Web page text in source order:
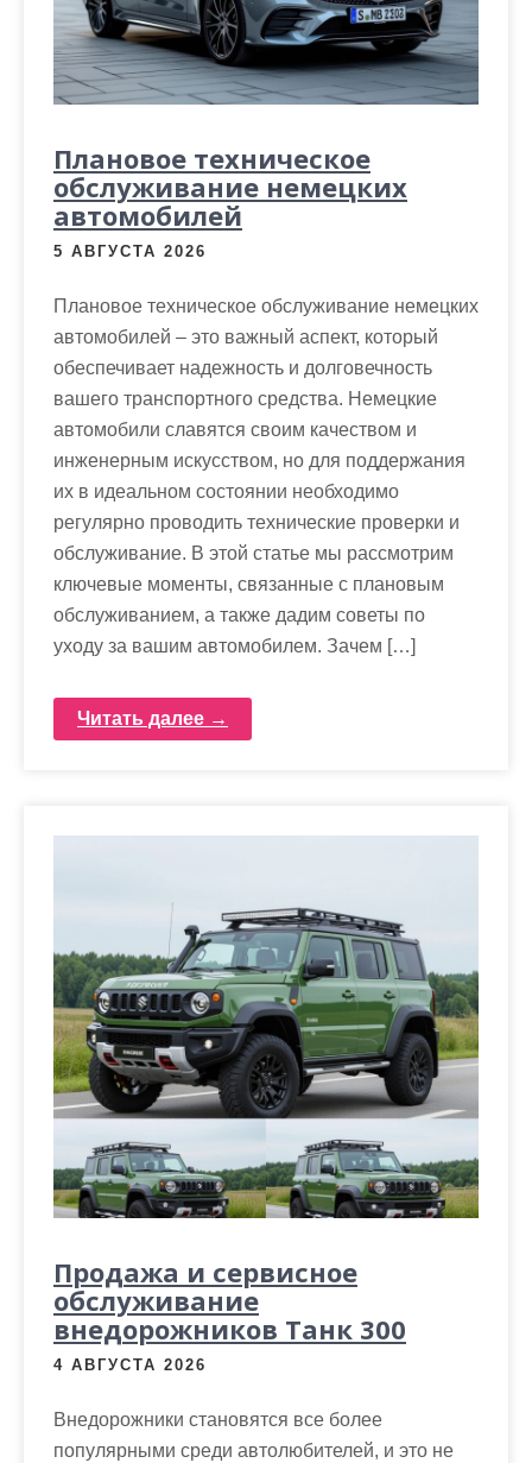
Плановое техническое
обслуживание немецких
автомобилей
5 АВГУСТА 2026
Плановое техническое обслуживание немецких
автомобилей – это важный аспект, который
обеспечивает надежность и долговечность
вашего транспортного средства. Немецкие
автомобили славятся своим качеством и
инженерным искусством, но для поддержания
их в идеальном состоянии необходимо
регулярно проводить технические проверки и
обслуживание. В этой статье мы рассмотрим
ключевые моменты, связанные с плановым
обслуживанием, а также дадим советы по
уходу за вашим автомобилем. Зачем […]
Читать далее →
Продажа и сервисное
обслуживание
внедорожников Танк 300
4 АВГУСТА 2026
Внедорожники становятся все более
популярными среди автолюбителей, и это не